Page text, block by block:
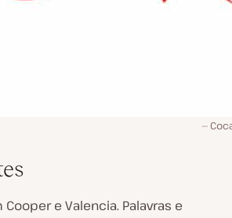
e Valencia. Palavras e